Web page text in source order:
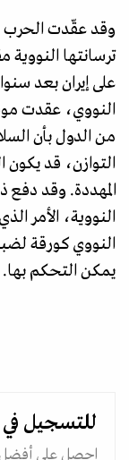
وقد عقّدت الحرب
ترسانتها
على إيران بعد
النووي، عقدت
من الدول بأن
التوازن، قد يكون
المهددة. وقد دفع
النووية، الأمر
النووي كورقة
يمكن التحكم بها.
للتسجيل في
احصل على أفضل